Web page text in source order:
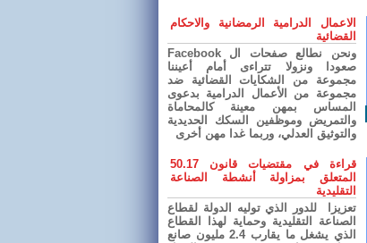
الاعمال الدرامية الرمضانية والاحكام
القضائية
ونحن نطالع صفحات ال Facebook
صعودا ونزولا تتراءى أمام أعيننا
مجموعة من الشكايات القضائية ضد
مجموعة من الأعمال الدرامية بدعوى
المساس بمهن معينة كالمحاماة
والتمريض وموظفين السكك الحديدية
والتوثيق العدلي، وربما غدا مهن أخرى
قراءة في مقتضيات قانون 50.17
المتعلق بمزاولة أنشطة الصناعة
التقليدية
تعزيزا للدور الذي توليه الدولة لقطاع
الصناعة التقليدية وحماية لهذا القطاع
الذي يشغل ما يقارب 2.4 مليون صانع